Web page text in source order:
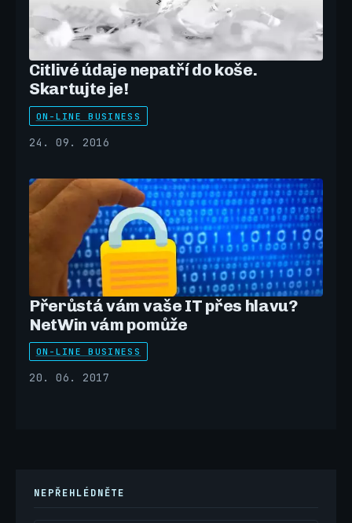
Citlivé údaje nepatří do koše.
Skartujte je!
ON-LINE BUSINESS
24. 09. 2016
Přerůstá vám vaše IT přes hlavu?
NetWin vám pomůže
ON-LINE BUSINESS
20. 06. 2017
NEPŘEHLÉDNĚTE